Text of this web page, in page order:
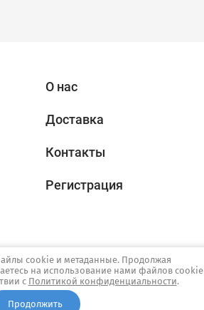
О нас
Доставка
Контакты
Регистрация
cookie и метаданные. Продолжая
на использование нами файлов cookie
с Политикой конфиденциальности.
Продолжить